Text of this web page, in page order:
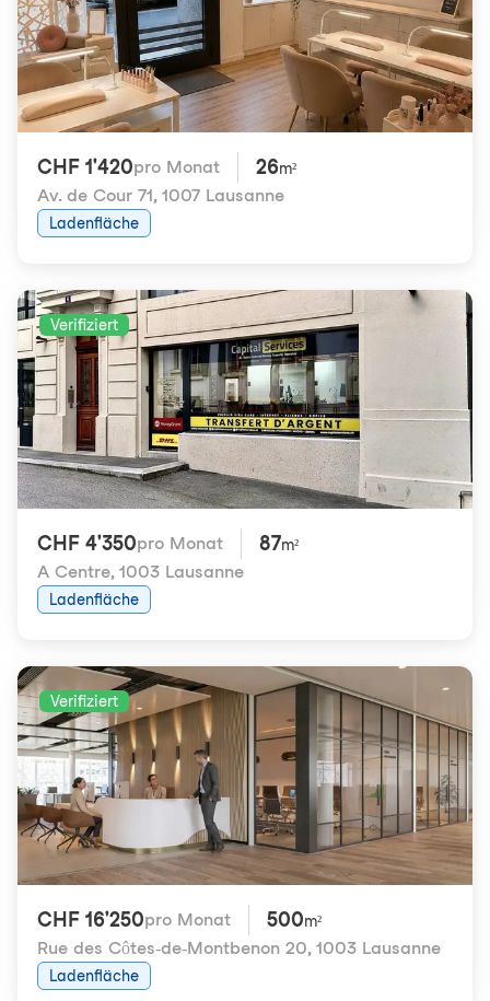
CHF 1'420pro Monat 26m²
Av. de Cour 71, 1007 Lausanne
Ladenfläche
Verifiziert
CHF 4'350pro Monat 87m²
A Centre, 1003 Lausanne
Ladenfläche
Verifiziert
CHF 16'250pro Monat 500m²
Rue des Côtes-de-Montbenon 20, 1003 Lausanne
Ladenfläche